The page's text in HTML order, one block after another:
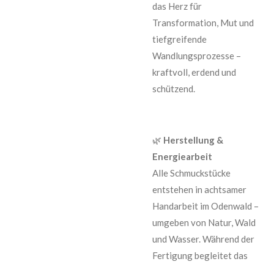
das Herz für
Transformation, Mut und
tiefgreifende
Wandlungsprozesse –
kraftvoll, erdend und
schützend.
🌿 Herstellung &
Energiearbeit
Alle Schmuckstücke
entstehen in achtsamer
Handarbeit im Odenwald –
umgeben von Natur, Wald
und Wasser. Während der
Fertigung begleitet das